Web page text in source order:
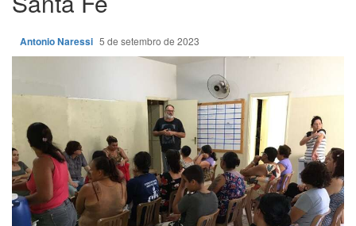
Antonio Naressi 5 de setembro de 2023